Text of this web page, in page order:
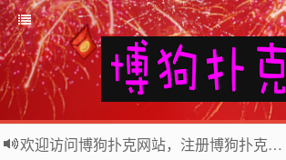
欢迎访问博狗扑克网站，注册博狗扑克免费送10美元现金和2张比赛门票